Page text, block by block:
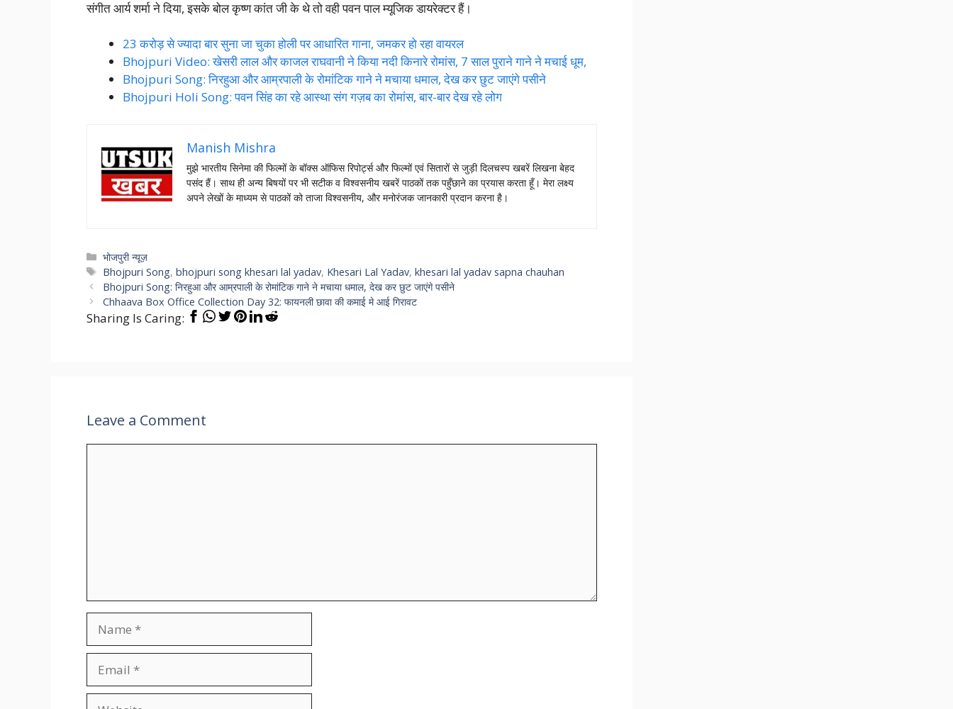
संगीत आर्य शर्मा ने दिया, इसके बोल कृष्ण कांत जी के थे तो वही पवन पाल म्यूजिक डायरेक्टर हैं।
23 करोड़ से ज्यादा बार सुना जा चुका होली पर आधारित गाना, जमकर हो रहा वायरल
Bhojpuri Video: खेसरी लाल और काजल राघवानी ने किया नदी किनारे रोमांस, 7 साल पुराने गाने ने मचाई धूम,
Bhojpuri Song: निरहुआ और आम्रपाली के रोमांटिक गाने ने मचाया धमाल, देख कर छुट जाएंगे पसीने
Bhojpuri Holi Song: पवन सिंह का रहे आस्था संग गज़ब का रोमांस, बार-बार देख रहे लोग
Manish Mishra
मुझे भारतीय सिनेमा की फिल्मों के बॉक्स ऑफिस रिपोर्ट्स और फिल्मों एवं सितारों से जुड़ी दिलचस्प खबरें लिखना बेहद
पसंद हैं। साथ ही अन्य बिषयों पर भी सटीक व विश्वसनीय खबरें पाठकों तक पहुँछाने का प्रयास करता हूँ। मेरा लक्ष्य
अपने लेखों के माध्यम से पाठकों को ताजा विश्वसनीय, और मनोरंजक जानकारी प्रदान करना है।
Categories
भोजपुरी न्यूज़
Tags
Bhojpuri Song,bhojpuri song khesari lal yadav, Khesari Lal Yadav,khesari lal yadav sapna chauhan
Bhojpuri Song: निरहुआ और आम्रपाली के रोमांटिक गाने ने मचाया धमाल, देख कर छुट जाएंगे पसीने
Chhaava Box Office Collection Day 32: फायनली छावा की कमाई मे आई गिरावट
Sharing Is Caring:
Leave a Comment